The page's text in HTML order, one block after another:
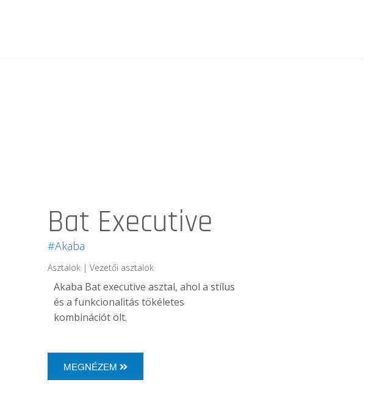
Bat Executive
#Akaba
Asztalok | Vezetői asztalok
Akaba Bat executive asztal, ahol a stílus
és a funkcionalitás tökéletes
kombinációt ölt.
MEGNÉZEM